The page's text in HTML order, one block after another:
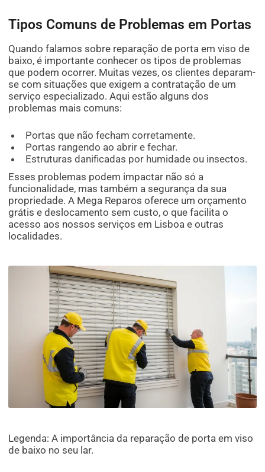
Tipos Comuns de Problemas em Portas
Quando falamos sobre reparação de porta em viso de
baixo, é importante conhecer os tipos de problemas
que podem ocorrer. Muitas vezes, os clientes deparam-
se com situações que exigem a contratação de um
serviço especializado. Aqui estão alguns dos
problemas mais comuns:
Portas que não fecham corretamente.
Portas rangendo ao abrir e fechar.
Estruturas danificadas por humidade ou insectos.
Esses problemas podem impactar não só a
funcionalidade, mas também a segurança da sua
propriedade. A Mega Reparos oferece um orçamento
grátis e deslocamento sem custo, o que facilita o
acesso aos nossos serviços em Lisboa e outras
localidades.
Legenda: A importância da reparação de porta em viso
de baixo no seu lar.